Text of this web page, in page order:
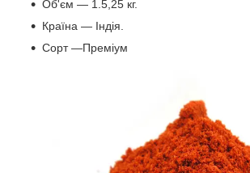
Об'єм — 1.5,25 кг.
Країна — Індія.
Сорт —Преміум